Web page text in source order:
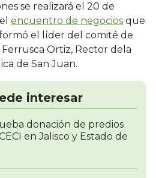
se realizará el 20 de
encuentro de negocios que
el líder del comité de
Ortiz, Rector dela
de San Juan.
interesar
donación de predios
en Jalisco y Estado de